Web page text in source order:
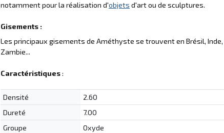
notamment pour la réalisation d'objets d'art ou de sculptures.
Gisements :
Les principaux gisements de Améthyste se trouvent en Brésil, Inde,
Zambie...
Caractéristiques:
Densité
2.60
Dureté
7.00
Groupe
Oxyde